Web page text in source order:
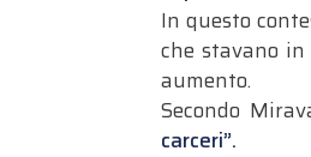
In questo
che stavano
aumento.
Secondo
carceri”.